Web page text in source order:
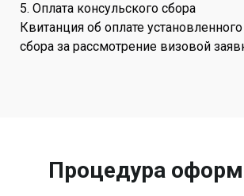
5. Оплата консульского сбора
Квитанция об оплате
сбора за рассмотрение визовой
Процедура